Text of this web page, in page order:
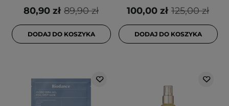
89,90 zł
80,90 zł
DODAJ DO KOSZYKA
125,00 zł
100,00 zł
DODAJ DO KOSZYKA